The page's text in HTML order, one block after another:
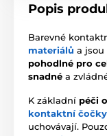
Popis
Barevné
materiálů a jsou
pohodlné pro
snadné a
K základní péči
kontaktní čočky
uchovávají.